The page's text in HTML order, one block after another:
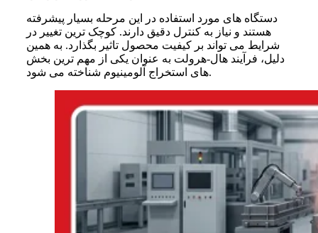
دستگاه های مورد استفاده در این مرحله بسیار پیشرفته
هستند و نیاز به کنترل دقیق دارند. کوچک ترین تغییر در
شرایط می تواند بر کیفیت محصول تاثیر بگذارد. به همین
دلیل، فرآیند هال-هرولت به عنوان یکی از مهم ترین بخش
های استخراج آلومینیوم شناخته می شود.